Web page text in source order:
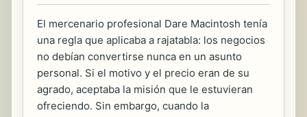
El mercenario profesional Dare Macintosh tenía
una regla que aplicaba a rajatabla: los negocios
no debían convertirse nunca en un asunto
personal. Si el motivo y el precio eran de su
agrado, aceptaba la misión que le estuvieran
ofreciendo. Sin embargo, cuando la